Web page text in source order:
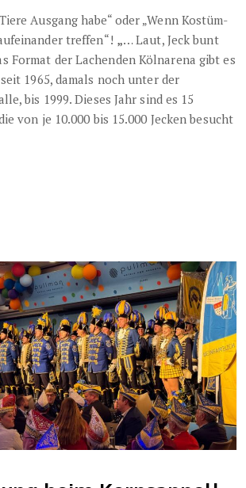
Ausgang habe“ oder „Wenn Kostüm-
treffen“! „… Laut, Jeck bunt
Format der Lachenden Kölnarena gibt es
1965, damals noch unter der
bis 1999. Dieses Jahr sind es 15
von je 10.000 bis 15.000 Jecken besucht